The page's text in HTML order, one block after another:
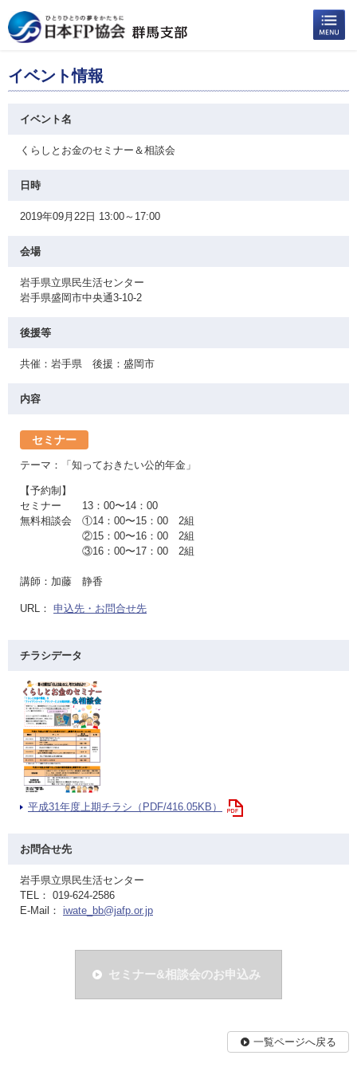
イベント情報
イベント名
くらしとお金のセミナー＆相談会
日時
2019年09月22日 13:00～17:00
会場
岩手県立県民生活センター
岩手県盛岡市中央通3-10-2
後援等
共催：岩手県 後援：盛岡市
内容
セミナー
テーマ：「知っておきたい公的年金」
【予約制】
セミナー 13：00〜14：00
無料相談会 ①14：00〜15：00 2組
②15：00〜16：00 2組
③16：00〜17：00 2組
講師：加藤 静香
URL： 申込先・お問合せ先
チラシデータ
平成31年度上期チラシ（PDF/416.05KB）
お問合せ先
岩手県立県民生活センター
TEL： 019-624-2586
E-Mail： iwate_bb@jafp.or.jp
セミナー&相談会のお申込み
一覧ページへ戻る